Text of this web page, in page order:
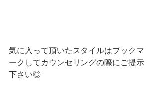
気に入って頂いたスタイルはブックマ
ークしてカウンセリングの際にご提示
下さい◎